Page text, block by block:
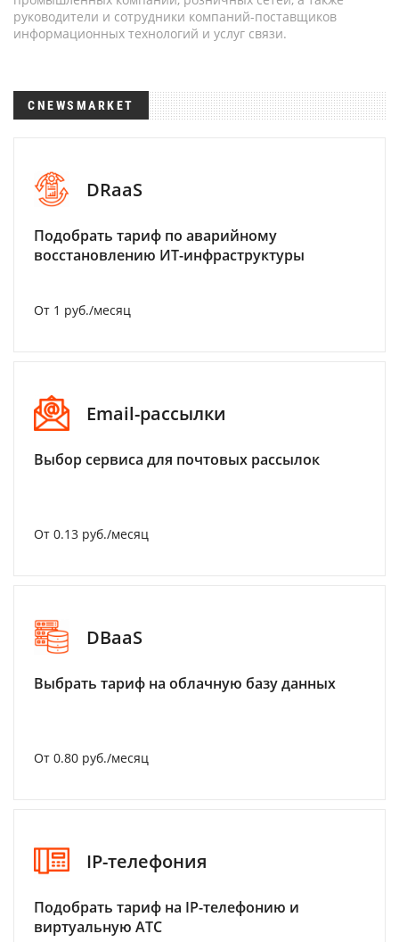
руководители и сотрудники компаний-поставщиков
информационных технологий и услуг связи.
CNEWSMARKET
DRaaS
Подобрать тариф по аварийному
восстановлению ИТ-инфраструктуры
От 1 руб./месяц
Email-рассылки
Выбор сервиса для почтовых рассылок
От 0.13 руб./месяц
DBaaS
Выбрать тариф на облачную базу данных
От 0.80 руб./месяц
IP-телефония
Подобрать тариф на IP-телефонию и
виртуальную АТС